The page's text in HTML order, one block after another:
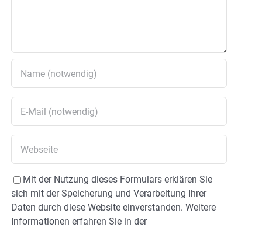
Mit der Nutzung dieses Formulars erklären Sie
sich mit der Speicherung und Verarbeitung Ihrer
Daten durch diese Website einverstanden. Weitere
Informationen erfahren Sie in der